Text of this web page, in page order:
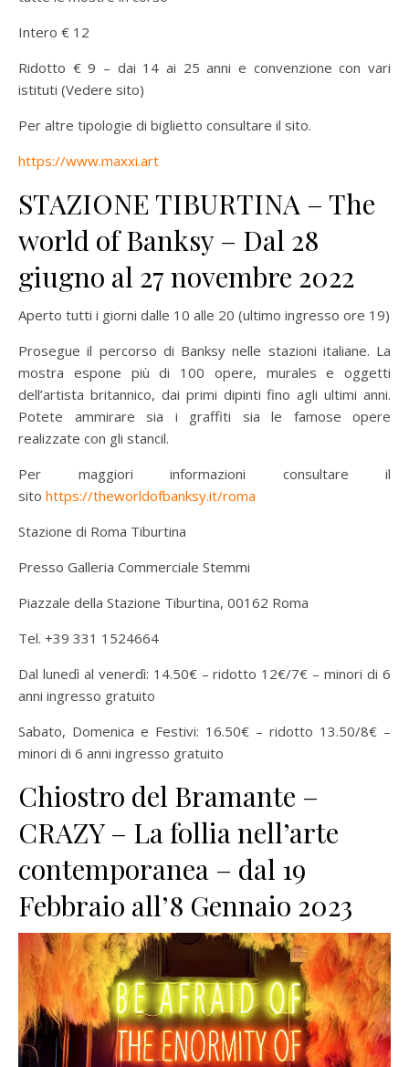
Intero € 12
Ridotto € 9 – dai 14 ai 25 anni e convenzione con vari
istituti (Vedere sito)
Per altre tipologie di biglietto consultare il sito.
https://www.maxxi.art
STAZIONE TIBURTINA – The
world of Banksy – Dal 28
giugno al 27 novembre 2022
Aperto tutti i giorni dalle 10 alle 20 (ultimo ingresso ore 19)
Prosegue il percorso di Banksy nelle stazioni italiane. La
mostra espone più di 100 opere, murales e oggetti
dell’artista britannico, dai primi dipinti fino agli ultimi anni.
Potete ammirare sia i graffiti sia le famose opere
realizzate con gli stancil.
Per maggiori informazioni consultare il
sito https://theworldofbanksy.it/roma
Stazione di Roma Tiburtina
Presso Galleria Commerciale Stemmi
Piazzale della Stazione Tiburtina, 00162 Roma
Tel. +39 331 1524664
Dal lunedì al venerdì: 14.50€ – ridotto 12€/7€ – minori di 6
anni ingresso gratuito
Sabato, Domenica e Festivi: 16.50€ – ridotto 13.50/8€ –
minori di 6 anni ingresso gratuito
Chiostro del Bramante –
CRAZY – La follia nell’arte
contemporanea – dal 19
Febbraio all’8 Gennaio 2023